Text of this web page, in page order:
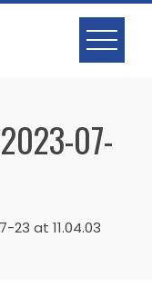
07-
23 at 11.04.03